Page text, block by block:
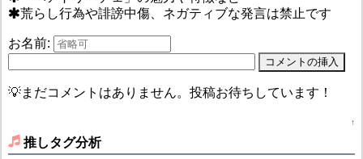
荒らし行為や誹謗中傷、ネガティブな発言は禁止です
お名前:
💡まだコメントはありません。投稿お待ちしています！
↑
推しタグ分析